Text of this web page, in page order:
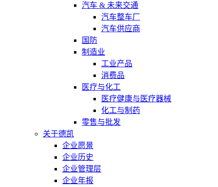
汽车 & 未来交通
汽车整车厂
汽车供应商
国防
制造业
工业产品
消费品
医疗与化工
医疗健康与医疗器械
化工与制药
零售与批发
关于德凯
企业愿景
企业历史
企业管理层
企业年报